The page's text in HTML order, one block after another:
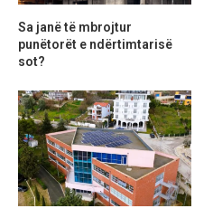
Sa janë të mbrojtur
punëtorët e ndërtimtarisë
sot?